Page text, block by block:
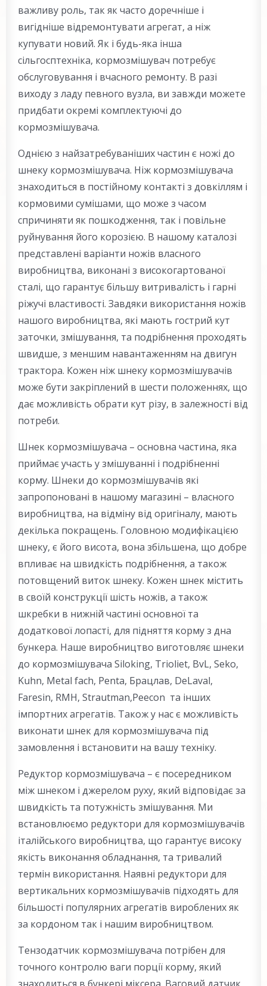
важливу роль, так як часто доречніше і
вигідніше відремонтувати агрегат, а ніж
купувати новий. Як і будь-яка інша
сільгосптехніка, кормозмішувач потребує
обслуговування і вчасного ремонту. В разі
виходу з ладу певного вузла, ви завжди можете
придбати окремі комплектуючі до
кормозмішувача.
Однією з найзатребуваніших частин є ножі до
шнеку кормозмішувача. Ніж кормозмішувача
знаходиться в постійному контакті з довкіллям і
кормовими сумішами, що може з часом
спричиняти як пошкодження, так і повільне
руйнування його корозією. В нашому каталозі
представлені варіанти ножів власного
виробництва, виконані з високогартованої
сталі, що гарантує більшу витривалість і гарні
ріжучі властивості. Завдяки використання ножів
нашого виробництва, які мають гострий кут
заточки, змішування, та подрібнення проходять
швидше, з меншим навантаженням на двигун
трактора. Кожен ніж шнеку кормозмішувачів
може бути закріплений в шести положеннях, що
дає можливість обрати кут різу, в залежності від
потреби.
Шнек кормозмішувача – основна частина, яка
приймає участь у змішуванні і подрібненні
корму. Шнеки до кормозмішувачів які
запропоновані в нашому магазині – власного
виробництва, на відміну від оригіналу, мають
декілька покращень. Головною модифікацією
шнеку, є його висота, вона збільшена, що добре
впливає на швидкість подрібнення, а також
потовщений виток шнеку. Кожен шнек містить
в своїй конструкції шість ножів, а також
шкребки в нижній частині основної та
додаткової лопасті, для підняття корму з дна
бункера. Наше виробництво виготовляє шнеки
до кормозмішувача Siloking, Trioliet, BvL, Seko,
Kuhn, Metal fach, Penta, Брацлав, DeLaval,
Faresin, RMH, Strautman,Peecon та інших
імпортних агрегатів. Також у нас є можливість
виконати шнек для кормозмішувача під
замовлення і встановити на вашу техніку.
Редуктор кормозмішувача – є посередником
між шнеком і джерелом руху, який відповідає за
швидкість та потужність змішування. Ми
встановлюємо редуктори для кормозмішувачів
італійського виробництва, що гарантує високу
якість виконання обладнання, та тривалий
термін використання. Наявні редуктори для
вертикальних кормозмішувачів підходять для
більшості популярних агрегатів вироблених як
за кордоном так і нашим виробництвом.
Тензодатчик кормозмішувача потрібен для
точного контролю ваги порції корму, який